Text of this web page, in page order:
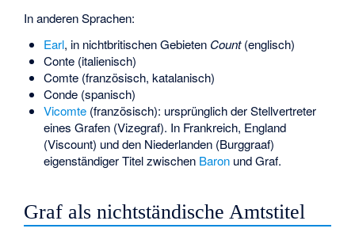
In anderen Sprachen:
Earl, in nichtbritischen Gebieten Count(englisch)
Conte (italienisch)
Comte (französisch, katalanisch)
Conde (spanisch)
Vicomte(französisch): ursprünglich der Stellvertreter
eines Grafen (Vizegraf). In Frankreich, England
(Viscount) und den Niederlanden (Burggraaf)
eigenständiger Titel zwischen Baronund Graf.
Graf als nichtständische Amtstitel